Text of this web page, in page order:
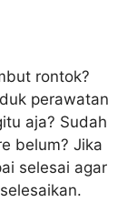
rontok?
perawatan
aja? Sudah
belum? Jika
selesai agar